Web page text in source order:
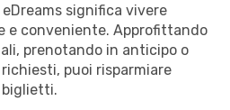
eDreams significa vivere
e conveniente. Approfittando
prenotando in anticipo o
puoi risparmiare